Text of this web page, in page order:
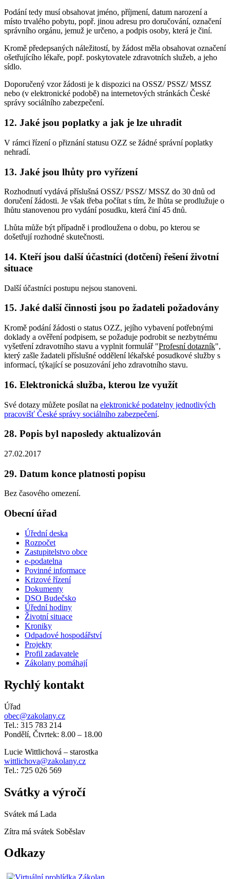
Podání tedy musí obsahovat jméno, příjmení, datum narození a
místo trvalého pobytu, popř. jinou adresu pro doručování, označení
správního orgánu, jemuž je určeno, a podpis osoby, která je činí.
Kromě předepsaných náležitostí, by žádost měla obsahovat označení
ošetřujícího lékaře, popř. poskytovatele zdravotních služeb, a jeho
sídlo.
Doporučený vzor žádosti je k dispozici na OSSZ/ PSSZ/ MSSZ
nebo (v elektronické podobě) na internetových stránkách České
správy sociálního zabezpečení.
12. Jaké jsou poplatky a jak je lze uhradit
V rámci řízení o přiznání statusu OZZ se žádné správní poplatky
nehradí.
13. Jaké jsou lhůty pro vyřízení
Rozhodnutí vydává příslušná OSSZ/ PSSZ/ MSSZ do 30 dnů od
doručení žádosti. Je však třeba počítat s tím, že lhůta se prodlužuje o
lhůtu stanovenou pro vydání posudku, která činí 45 dnů.
Lhůta může být případně i prodloužena o dobu, po kterou se
došetřují rozhodné skutečnosti.
14. Kteří jsou další účastníci (dotčení) řešení životní
situace
Další účastníci postupu nejsou stanoveni.
15. Jaké další činnosti jsou po žadateli požadovány
Kromě podání žádosti o status OZZ, jejího vybavení potřebnými
doklady a ověření podpisem, se požaduje podrobit se nezbytnému
vyšetření zdravotního stavu a vyplnit formulář "Profesní dotazník",
který zašle žadateli příslušné oddělení lékařské posudkové služby s
informací, týkající se posuzování jeho zdravotního stavu.
16. Elektronická služba, kterou lze využít
Své dotazy můžete posílat na elektronické podatelny jednotlivých
pracovišť České správy sociálního zabezpečení.
28. Popis byl naposledy aktualizován
27.02.2017
29. Datum konce platnosti popisu
Bez časového omezení.
Obecní úřad
Úřední deska
Rozpočet
Zastupitelstvo obce
e-podatelna
Povinné informace
Krizové řízení
Dokumenty
DSO Budečsko
Úřední hodiny
Životní situace
Kroniky
Odpadové hospodářství
Projekty
Profil zadavatele
Zákolany pomáhají
Rychlý kontakt
Úřad
obec@zakolany.cz
Tel.: 315 783 214
Pondělí, Čtvrtek: 8.00 – 18.00
Lucie Wittlichová – starostka
wittlichova@zakolany.cz
Tel.: 725 026 569
Svátky a výročí
Svátek má Lada
Zítra má svátek Soběslav
Odkazy